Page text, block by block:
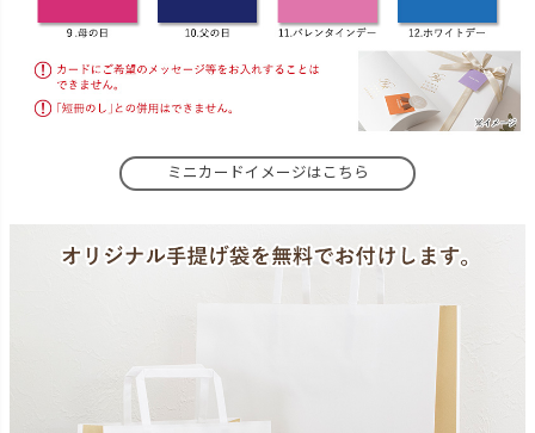
ミニカードイメージはこちら